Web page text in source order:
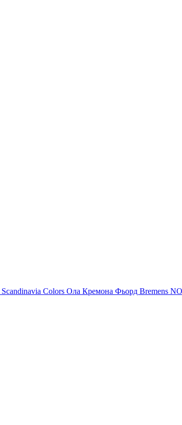
Scandinavia Colors Ола Кремона Фьорд Bremens